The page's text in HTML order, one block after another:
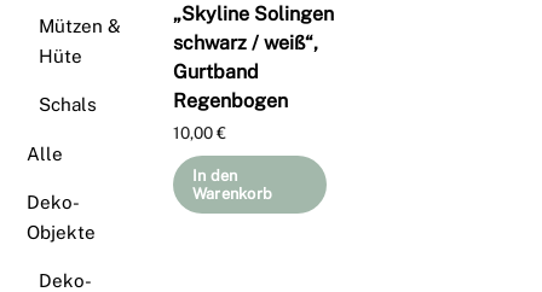
„Skyline Solingen
schwarz / weiß“,
Gurtband
Regenbogen
10,00€
In den
Warenkorb
Mützen &
Hüte
Schals
Alle
Deko-
Objekte
Deko-